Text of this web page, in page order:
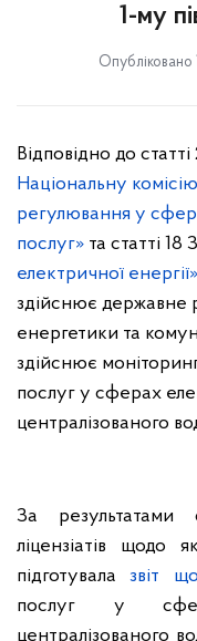
1-му
Опубліковано
Відповідно до
Національну
регулювання у
послуг» та статті
електричної енергії»
здійснює державне
енергетики та
здійснює
послуг у сферах
централізованого
За результатами
ліцензіатів щодо
підготувалазвіт
послуг у
централізованого